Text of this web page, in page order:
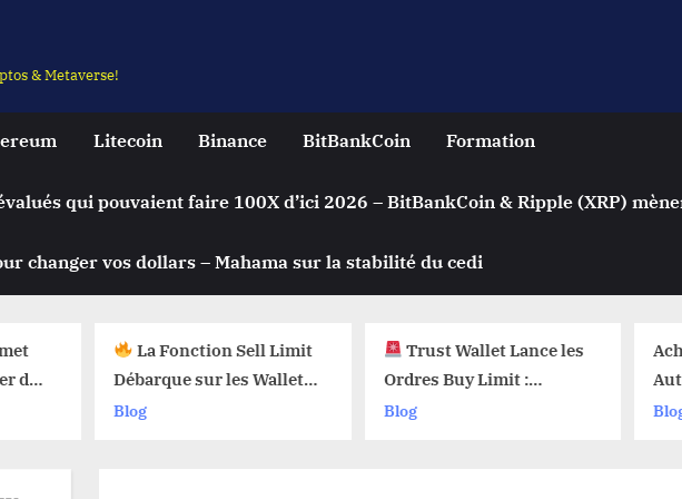
& Metaverse!
Litecoin Binance BitBankCoin Formation
qui pouvaient faire 100X d’ici 2026 – BitBankCoin & Ripple (XRP)
changer vos dollars – Mahama sur la stabilité du cedi
La Fonction Sell Limit
Débarque sur les Wallets
Web3 : Voici Pourquoi Ça
Blog
Trust Wallet Lance les
Ordres Buy Limit :
Comment Acheter vos
Blog Blog